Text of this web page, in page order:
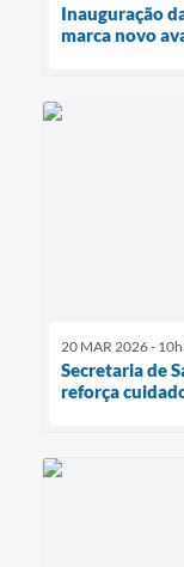
Inauguração
marca novo
20 MAR 2026 -
Secretaria de
reforça